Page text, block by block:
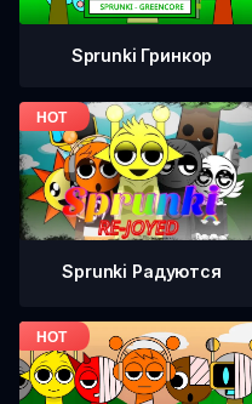
Sprunki Гринкор
Sprunki Радуются